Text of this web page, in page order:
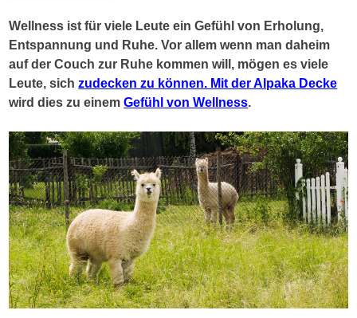
Wellness ist für viele Leute ein Gefühl von Erholung,
Entspannung und Ruhe. Vor allem wenn man daheim
auf der Couch zur Ruhe kommen will, mögen es viele
Leute, sichzudecken zu können. Mit der Alpaka Decke
wird dies zu einemGefühl von Wellness.